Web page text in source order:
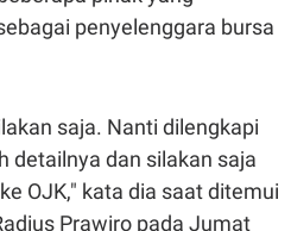
penyelenggara bursa
saja. Nanti dilengkapi
detailnya dan silakan saja
OJK," kata dia saat ditemui
Prawiro pada Jumat